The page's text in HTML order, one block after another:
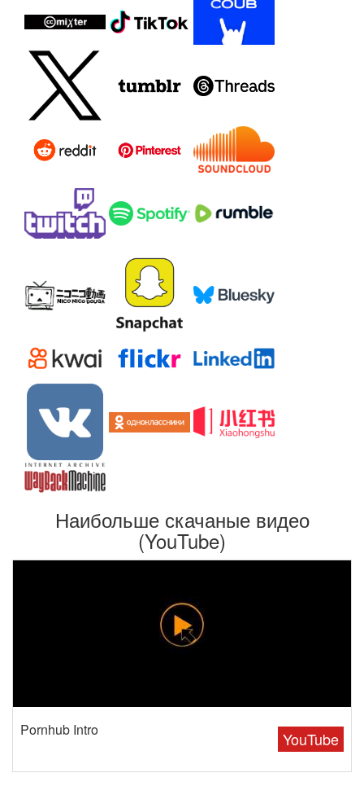
Наибольше скачаные видео
(YouTube)
YouTube
Pornhub Intro